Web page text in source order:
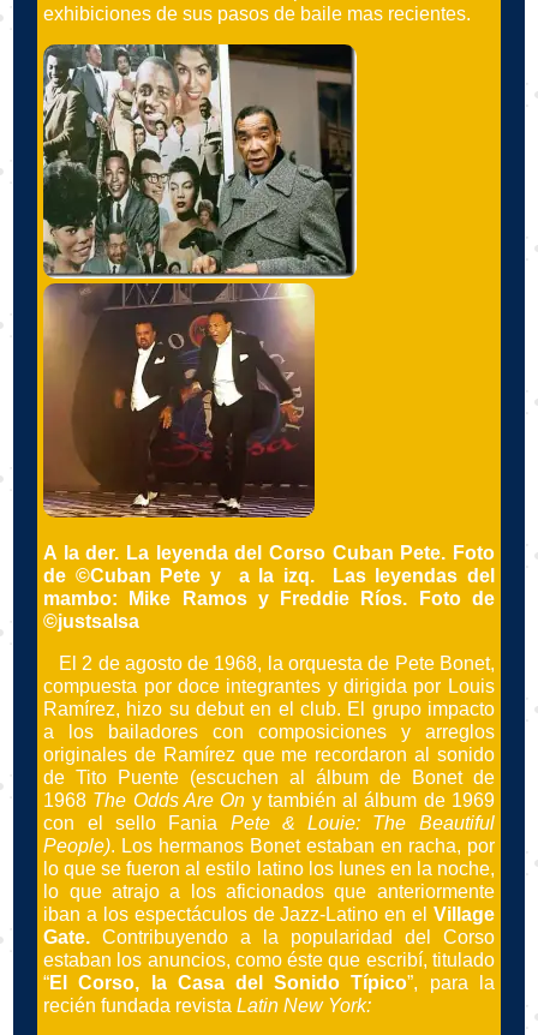
exhibiciones de sus pasos de baile mas recientes.
A la der. La leyenda del Corso Cuban Pete. Foto
de ©Cuban Pete y a la izq. Las leyendas del
mambo: Mike Ramos y Freddie Ríos. Foto de
©justsalsa
El 2 de agosto de 1968, la orquesta de Pete Bonet,
compuesta por doce integrantes y dirigida por Louis
Ramírez, hizo su debut en el club. El grupo impacto
a los bailadores con composiciones y arreglos
originales de Ramírez que me recordaron al sonido
de Tito Puente (escuchen al álbum de Bonet de
1968 The Odds Are On y también al álbum de 1969
con el sello Fania Pete & Louie: The Beautiful
People). Los hermanos Bonet estaban en racha, por
lo que se fueron al estilo latino los lunes en la noche,
lo que atrajo a los aficionados que anteriormente
iban a los espectáculos de Jazz-Latino en el Village
Gate. Contribuyendo a la popularidad del Corso
estaban los anuncios, como éste que escribí, titulado
“El Corso, la Casa del Sonido Típico”, para la
recién fundada revistaLatin New York: